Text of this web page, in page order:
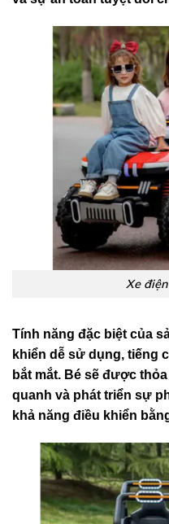
Xe
Tính năng đặc biệt của
khiển dễ sử dụng, tiếng
bắt mắt. Bé sẽ được
quanh và phát triển sự
khả năng điều khiển